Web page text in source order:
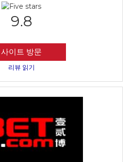
9.8
사이트 방문
리뷰 읽기